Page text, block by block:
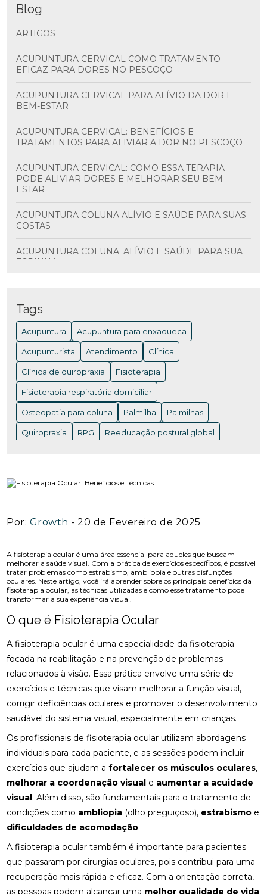
Por: Growth - 20 de Fevereiro de 2025
A fisioterapia ocular é uma área essencial para aqueles que buscam
melhorar a saúde visual. Com a prática de exercícios específicos, é possível
tratar problemas como estrabismo, ambliopia e outras disfunções
oculares. Neste artigo, você irá aprender sobre os principais benefícios da
fisioterapia ocular, as técnicas utilizadas e como esse tratamento pode
transformar a sua experiência visual.
O que é Fisioterapia Ocular
A fisioterapia ocular é uma especialidade da fisioterapia
focada na reabilitação e na prevenção de problemas
relacionados à visão. Essa prática envolve uma série de
exercícios e técnicas que visam melhorar a função visual,
corrigir deficiências oculares e promover o desenvolvimento
saudável do sistema visual, especialmente em crianças.
Os profissionais de fisioterapia ocular utilizam abordagens
individuais para cada paciente, e as sessões podem incluir
exercícios que ajudam a fortalecer os músculos oculares,
melhorar a coordenação visual e aumentar a acuidade
visual. Além disso, são fundamentais para o tratamento de
condições como ambliopia (olho preguiçoso), estrabismo e
dificuldades de acomodação.
A fisioterapia ocular também é importante para pacientes
que passaram por cirurgias oculares, pois contribui para uma
recuperação mais rápida e eficaz. Com a orientação correta,
as pessoas podem alcançar uma melhor qualidade de vida
Blog
ARTIGOS
ACUPUNTURA CERVICAL COMO TRATAMENTO
EFICAZ PARA DORES NO PESCOÇO
ACUPUNTURA CERVICAL PARA ALÍVIO DA DOR E
BEM-ESTAR
ACUPUNTURA CERVICAL: BENEFÍCIOS E
TRATAMENTOS PARA ALIVIAR A DOR NO PESCOÇO
ACUPUNTURA CERVICAL: COMO ESSA TERAPIA
PODE ALIVIAR DORES E MELHORAR SEU BEM-
ESTAR
ACUPUNTURA COLUNA ALÍVIO E SAÚDE PARA SUAS
COSTAS
ACUPUNTURA COLUNA: ALÍVIO E SAÚDE PARA SUA
ESPINHA
ACUPUNTURA COLUNA: BENEFÍCIOS E COMO
FUNCIONA PARA ALIVIAR DORES
ACUPUNTURA EM NITERÓI: BENEFÍCIOS E ONDE
ENCONTRAR OS MELHORES PROFISSIONAIS
ACUPUNTURA EM NITERÓI: BENEFÍCIOS QUE VOCÊ
PRECISA CONHECER
ACUPUNTURA EM NITERÓI: DESCUBRA OS
BENEFÍCIOS DESSA TERAPIA MILENAR
BENEFÍCIOS E ENCONTRE OS MELHORES
INCRÍVEIS PARA ALÍVIO
ACUPUNTURA PARA ALIVIAR A DOR DO NERVO
CIÁTICO E MELHORAR A QUALIDADE DE VIDA
ACUPUNTURA PARA ALIVIAR DOR NO NERVO
CIÁTICO
ACUPUNTURA PARA ALIVIAR NERVO CIÁTICO
DORES E PROMOVER A SAÚDE
ACUPUNTURA PARA ENXAQUECA ALIVIA A DOR E
MELHORA A QUALIDADE DE VIDA
ACUPUNTURA PARA ENXAQUECA: ALIVIE SUAS
DORES COM ESTA ABORDAGEM NATURAL
ACUPUNTURA PARA ENXAQUECA: ALÍVIO EFICAZ
ACUPUNTURA PARA ENXAQUECA: ALÍVIO NATURAL
ACUPUNTURA PARA NERVO CIÁTICO: ALÍVIO EFICAZ
PARA A DOR E MELHORA DA MOBILIDADE
ACUPUNTURA PARA NERVO CIÁTICO: ALÍVIO EFICAZ
PARA DOR E MELHORA DA MOBILIDADE
Tags
Acupuntura Acupuntura para enxaqueca
Acupunturista Atendimento Clínica
Clínica de quiropraxia Fisioterapia
Fisioterapia respiratória domiciliar
Osteopatia para coluna Palmilha Palmilhas
Quiropraxia RPG Reeducação postural global
fisioterapia na reabilitação vestibular fisioterapia ocular
fisioterapia para labirinto
onde fazer fisioterapia respiratória osteopatia RJ
osteopatia cervical osteopatia coluna
palmilha esporão palmilha fascite plantar
palmilha fascite plantar preço palmilha joanete
palmilha ortopedica preço palmilha para pé chato
palmilha para pé chato preço
palmilha sob medida preço quiropraxia
quiropraxia RJ quiropraxia cervical
quiropraxia nervo ciático
quiropraxia para joelho quiropraxia para nervo ciático
quiropraxia perto quiropraxia perto de mim